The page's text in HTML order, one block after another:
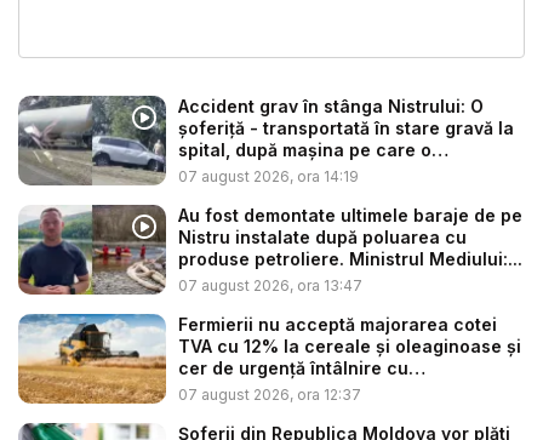
Accident grav în stânga Nistrului: O
șoferiță - transportată în stare gravă la
spital, după mașina pe care o
conduce...
07 august 2026, ora 14:19
Au fost demontate ultimele baraje de pe
Nistru instalate după poluarea cu
produse petroliere. Ministrul Mediului:...
07 august 2026, ora 13:47
Fermierii nu acceptă majorarea cotei
TVA cu 12% la cereale și oleaginoase și
cer de urgență întâlnire cu
autoritățile:...
07 august 2026, ora 12:37
Șoferii din Republica Moldova vor plăti